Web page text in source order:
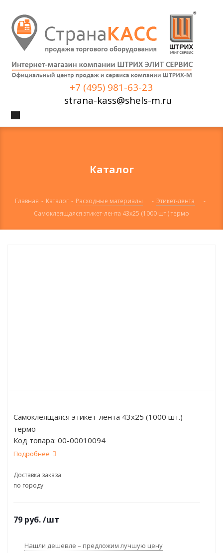
+7 (495) 981-63-23
strana-kass@shels-m.ru
Каталог
Главная - Каталог - Расходные материалы - Этикет-лента
-
Самоклеящаяся этикет-лента 43x25 (1000 шт.) термо
Самоклеящаяся этикет-лента 43x25 (1000 шт.)
термо
Код товара: 00-00010094
Подробнее
Доставка заказа
по городу
79 руб./шт
Нашли дешевле – предложим лучшую цену